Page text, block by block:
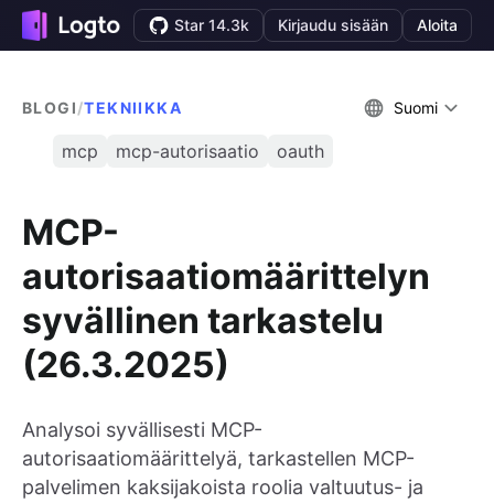
Star 14.3k Kirjaudu sisään Aloita
BLOGI/TEKNIIKKA Suomi
mcp mcp-autorisaatio oauth
MCP-
autorisaatiomäärittelyn
syvällinen tarkastelu
(26.3.2025)
Analysoi syvällisesti MCP-
autorisaatiomäärittelyä, tarkastellen MCP-
palvelimen kaksijakoista roolia valtuutus- ja